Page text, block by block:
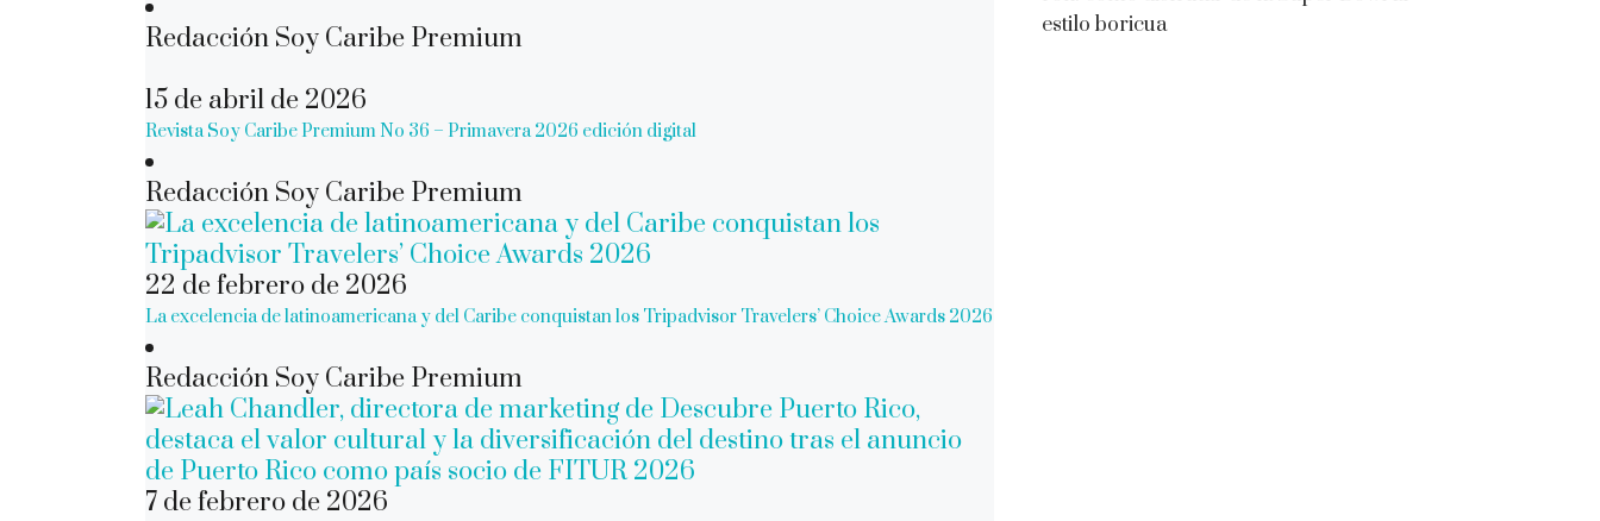
Redacción Soy Caribe Premium
15 de abril de 2026
Revista Soy Caribe Premium No 36 – Primavera 2026 edición digital
Redacción Soy Caribe Premium
22 de febrero de 2026
La excelencia de latinoamericana y del Caribe conquistan los Tripadvisor Travelers’ Choice Awards 2026
Redacción Soy Caribe Premium
7 de febrero de 2026
estilo boricua